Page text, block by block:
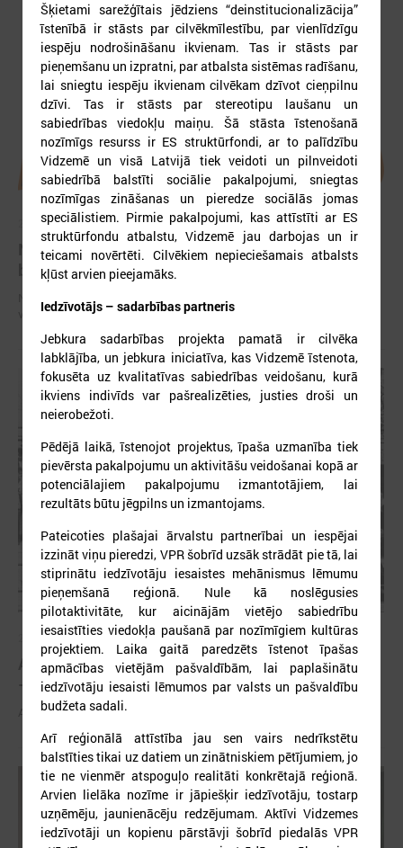
2026. gada 28. aprīlis
Notiks Kraukļa piemiņas basketbola turnīrs
bērniem, amatieriem un veterāniem
Notiks Kraukļa piemiņas basketbola turnīrs bērniem, amatieriem un
veterāniem
2026. gada 21. aprīlis
Aizvadīta 5. jubilejas konference “Tautas sapulcei
– 36”
Aizvadīta 5. jubilejas konference “Tautas sapulcei – 36”
Šķietami sarežģītais jēdziens “deinstitucionalizācija”
īstenībā ir stāsts par cilvēkmīlestību, par vienlīdzīgu
iespēju nodrošināšanu ikvienam. Tas ir stāsts par
pieņemšanu un izpratni, par atbalsta sistēmas radīšanu,
lai sniegtu iespēju ikvienam cilvēkam dzīvot cieņpilnu
dzīvi. Tas ir stāsts par stereotipu laušanu un
sabiedrības viedokļu maiņu. Šā stāsta īstenošanā
nozīmīgs resurss ir ES struktūrfondi, ar to palīdzību
Vidzemē un visā Latvijā tiek veidoti un pilnveidoti
sabiedrībā balstīti sociālie pakalpojumi, sniegtas
nozīmīgas zināšanas un pieredze sociālās jomas
speciālistiem. Pirmie pakalpojumi, kas attīstīti ar ES
struktūrfondu atbalstu, Vidzemē jau darbojas un ir
teicami novērtēti. Cilvēkiem nepieciešamais atbalsts
kļūst arvien pieejamāks.
Iedzīvotājs – sadarbības partneris
Jebkura sadarbības projekta pamatā ir cilvēka
labklājība, un jebkura iniciatīva, kas Vidzemē īstenota,
fokusēta uz kvalitatīvas sabiedrības veidošanu, kurā
ikviens indivīds var pašrealizēties, justies droši un
neierobežoti.
Pēdējā laikā, īstenojot projektus, īpaša uzmanība tiek
pievērsta pakalpojumu un aktivitāšu veidošanai kopā ar
potenciālajiem pakalpojumu izmantotājiem, lai
rezultāts būtu jēgpilns un izmantojams.
Pateicoties plašajai ārvalstu partnerībai un iespējai
izzināt viņu pieredzi, VPR šobrīd uzsāk strādāt pie tā, lai
stiprinātu iedzīvotāju iesaistes mehānismus lēmumu
pieņemšanā reģionā. Nule kā noslēgusies
pilotaktivitāte, kur aicinājām vietējo sabiedrību
iesaistīties viedokļa paušanā par nozīmīgiem kultūras
projektiem. Laika gaitā paredzēts īstenot īpašas
apmācības vietējām pašvaldībām, lai paplašinātu
iedzīvotāju iesaisti lēmumos par valsts un pašvaldību
budžeta sadali.
Arī reģionālā attīstība jau sen vairs nedrīkstētu
balstīties tikai uz datiem un zinātniskiem pētījumiem, jo
tie ne vienmēr atspoguļo realitāti konkrētajā reģionā.
Arvien lielāka nozīme ir jāpiešķir iedzīvotāju, tostarp
uzņēmēju, jaunienācēju redzējumam. Aktīvi Vidzemes
iedzīvotāji un kopienu pārstāvji šobrīd piedalās VPR